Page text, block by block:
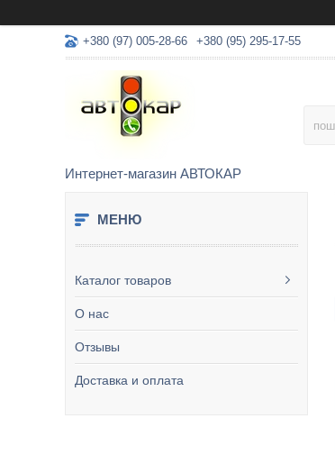
+380 (97) 005-28-66 +380 (95) 295-17-55
Интернет-магазин АВТОКАР
Каталог товаров
О нас
Отзывы
Доставка и оплата